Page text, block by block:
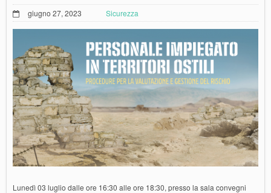
giugno 27, 2023 Sicurezza
Lunedì 03 luglio dalle ore 16:30 alle ore 18:30, presso la sala convegni